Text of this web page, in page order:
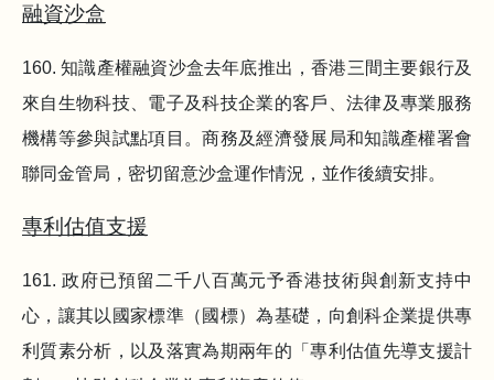
融資沙盒
160. 知識產權融資沙盒去年底推出，香港三間主要銀行及
來自生物科技、電子及科技企業的客戶、法律及專業服務
機構等參與試點項目。商務及經濟發展局和知識產權署會
聯同金管局，密切留意沙盒運作情況，並作後續安排。
專利估值支援
161. 政府已預留二千八百萬元予香港技術與創新支持中
心，讓其以國家標準（國標）為基礎，向創科企業提供專
利質素分析，以及落實為期兩年的「專利估值先導支援計